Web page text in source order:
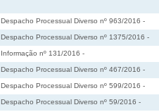
Despacho Processual Diverso nº 963/2016 -
Despacho Processual Diverso nº 1375/2016 -
Informação nº 131/2016 -
Despacho Processual Diverso nº 467/2016 -
Despacho Processual Diverso nº 599/2016 -
Despacho Processual Diverso nº 59/2016 -